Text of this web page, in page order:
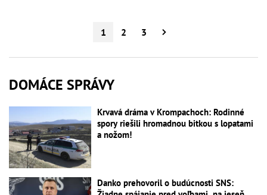
1 2 3
DOMÁCE SPRÁVY
Krvavá dráma v Krompachoch: Rodinné
spory riešili hromadnou bitkou s lopatami
a nožom!
Danko prehovoril o budúcnosti SNS: